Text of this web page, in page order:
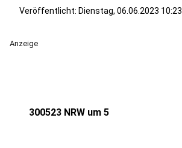
Veröffentlicht: Dienstag, 06.06.2023 10:23
Anzeige
300523 NRW um 5